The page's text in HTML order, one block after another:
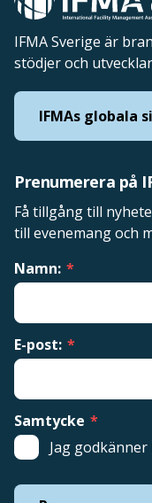
IFMA Sverige är
stödjer och
IFMAs globala
Prenumerera på
Få tillgång till
till evenemang och
Namn: *
E-post: *
Samtycke *
Jag godkänner